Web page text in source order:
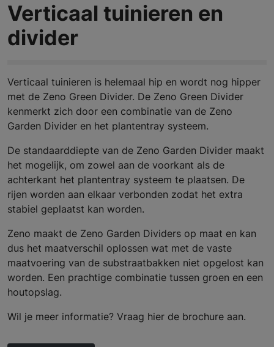
Verticaal tuinieren en
divider
Verticaal tuinieren is helemaal hip en wordt nog hipper
met de Zeno Green Divider. De Zeno Green Divider
kenmerkt zich door een combinatie van de Zeno
Garden Divider en het plantentray systeem.
De standaarddiepte van de Zeno Garden Divider maakt
het mogelijk, om zowel aan de voorkant als de
achterkant het plantentray systeem te plaatsen. De
rijen worden aan elkaar verbonden zodat het extra
stabiel geplaatst kan worden.
Zeno maakt de Zeno Garden Dividers op maat en kan
dus het maatverschil oplossen wat met de vaste
maatvoering van de substraatbakken niet opgelost kan
worden. Een prachtige combinatie tussen groen en een
houtopslag.
Wil je meer informatie? Vraag hier de brochure aan.